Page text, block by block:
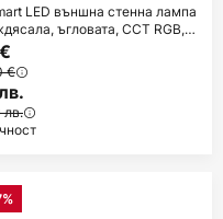
LED външна стенна лампа
ъгловата, CCT RGB,
€
лв.